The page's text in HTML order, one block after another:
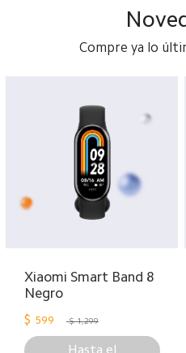
Compre ya lo
Xiaomi Smart Band 8
Negro
$ 599 $ 1,299
Hasta el